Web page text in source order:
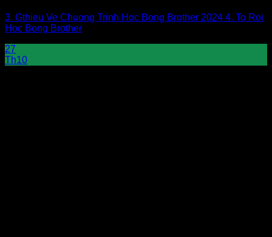
3. Gthieu Ve Chuong Trinh Hoc Bong Brother 2024 4. To Roi
Hoc Bong Brother
27
Th10